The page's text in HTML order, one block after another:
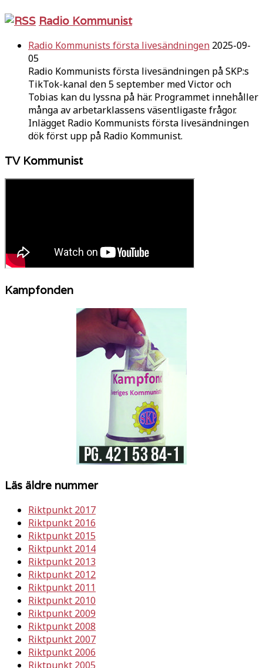
Radio Kommunist
Radio Kommunists första livesändningen 2025-09-
05
Radio Kommunists första livesändningen på SKP:s
TikTok-kanal den 5 september med Victor och
Tobias kan du lyssna på här. Programmet innehåller
många av arbetarklassens väsentligaste frågor.
Inlägget Radio Kommunists första livesändningen
dök först upp på Radio Kommunist.
TV Kommunist
Kampfonden
Läs äldre nummer
Riktpunkt 2017
Riktpunkt 2016
Riktpunkt 2015
Riktpunkt 2014
Riktpunkt 2013
Riktpunkt 2012
Riktpunkt 2011
Riktpunkt 2010
Riktpunkt 2009
Riktpunkt 2008
Riktpunkt 2007
Riktpunkt 2006
Riktpunkt 2005